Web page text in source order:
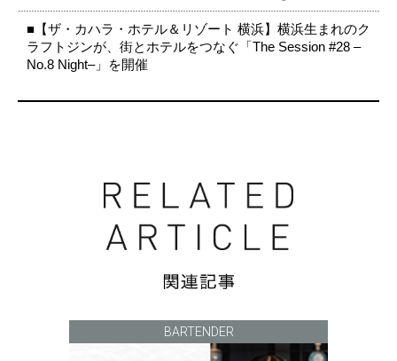
■【ザ・カハラ・ホテル＆リゾート 横浜】横浜生まれのク
ラフトジンが、街とホテルをつなぐ「The Session #28 –
No.8 Night–」を開催
BARTENDER